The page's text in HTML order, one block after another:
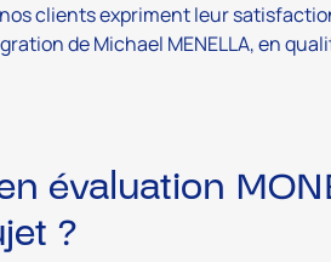
clients expriment leur
de Michael MENELLA, en
évaluation
?